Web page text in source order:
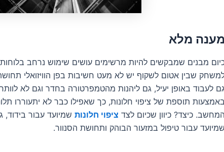
מענה מלא
מבנים שמבקשים להיות מרשימים עושים שימוש נרחב בלוחות
שבין אטום לשקוף יש לא מעט חשיבות בפן הוויזואלי
גם לעבוד באופן יעיל, גם ליהנות מהטמפרטורה בחדר וגם לא
באמצעות תוספת של ציפוי חלונות, כך שאפילו כבר לא יתעוררו
המחשב. כיצד? כיוון שכיום לצד ציפוי חלונות שמיועד עבור בידוד,
שמיועד עבור טיפול במזעור הבוהק ותחושת הסנוור.